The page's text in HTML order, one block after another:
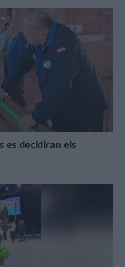
es decidiran els